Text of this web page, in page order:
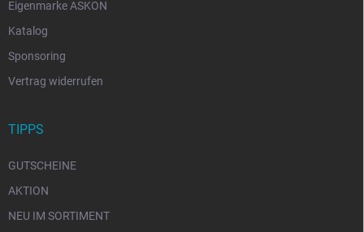
Eigenmarke ASKON
Katalog
Sponsoring
Vertrag widerrufen
TIPPS
GUTSCHEINE
AKTION
NEU IM SORTIMENT